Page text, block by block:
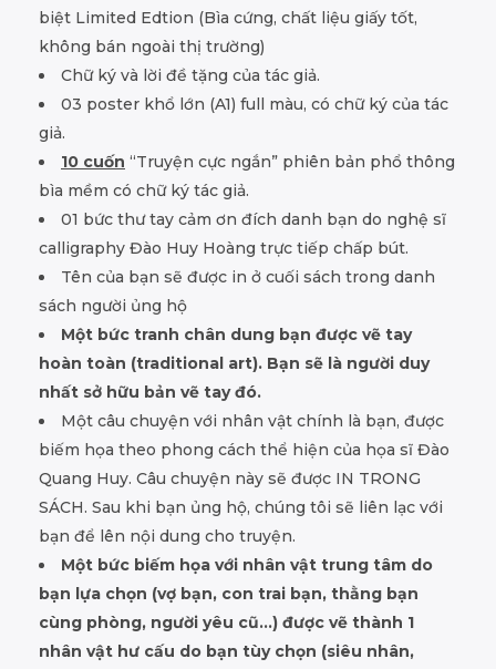
biệt Limited Edtion (Bìa cứng, chất liệu giấy tốt,
không bán ngoài thị trường)
Chữ ký và lời đề tặng của tác giả.
03 poster khổ lớn (A1) full màu, có chữ ký của tác
giả.
10 cuốn “Truyện cực ngắn” phiên bản phổ thông
bìa mềm có chữ ký tác giả.
01 bức thư tay cảm ơn đích danh bạn do nghệ sĩ
calligraphy Đào Huy Hoàng trực tiếp chấp bút.
Tên của bạn sẽ được in ở cuối sách trong danh
sách người ủng hộ
Một bức tranh chân dung bạn được vẽ tay
hoàn toàn (traditional art). Bạn sẽ là người duy
nhất sở hữu bản vẽ tay đó.
Một câu chuyện với nhân vật chính là bạn, được
biếm họa theo phong cách thể hiện của họa sĩ Đào
Quang Huy. Câu chuyện này sẽ được IN TRONG
SÁCH. Sau khi bạn ủng hộ, chúng tôi sẽ liên lạc với
bạn để lên nội dung cho truyện.
Một bức biếm họa với nhân vật trung tâm do
bạn lựa chọn (vợ bạn, con trai bạn, thằng bạn
cùng phòng, người yêu cũ…) được vẽ thành 1
nhân vật hư cấu do bạn tùy chọn (siêu nhân,